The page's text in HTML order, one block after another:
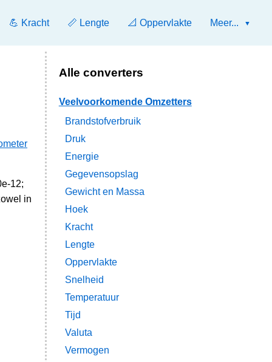
💪 Kracht 📏 Lengte 📐 Oppervlakte Meer...
12;
in
Alle converters
Veelvoorkomende Omzetters
Brandstofverbruik
Druk
Energie
Gegevensopslag
Gewicht en Massa
Hoek
Kracht
Lengte
Oppervlakte
Snelheid
Temperatuur
Tijd
Valuta
Vermogen